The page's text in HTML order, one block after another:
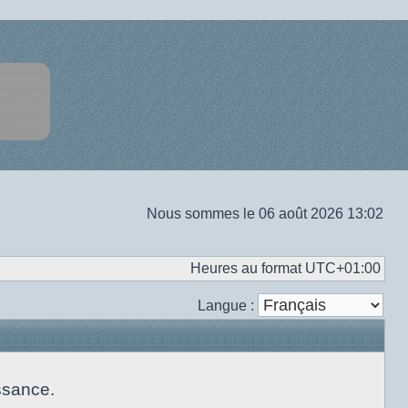
Nous sommes le 06 août 2026 13:02
Heures au format UTC+01:00
Langue :